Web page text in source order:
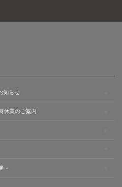
知らせ
休業のご案内
～